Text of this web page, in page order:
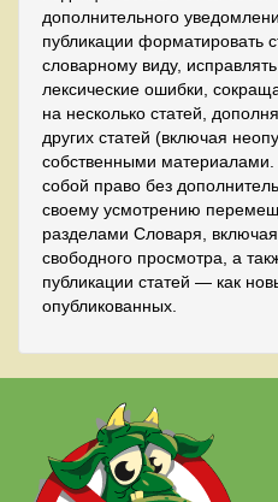
дополнительного
публикации форматировать
словарному виду,
лексические ошибки,
на несколько статей,
других статей (включая
собственными материалами.
собой право без
своему усмотрению
разделами Словаря,
свободного просмотра, а
публикации статей — как
опубликованных.